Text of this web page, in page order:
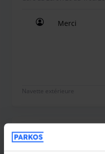
Merci
Navette extérieure
Anoniem